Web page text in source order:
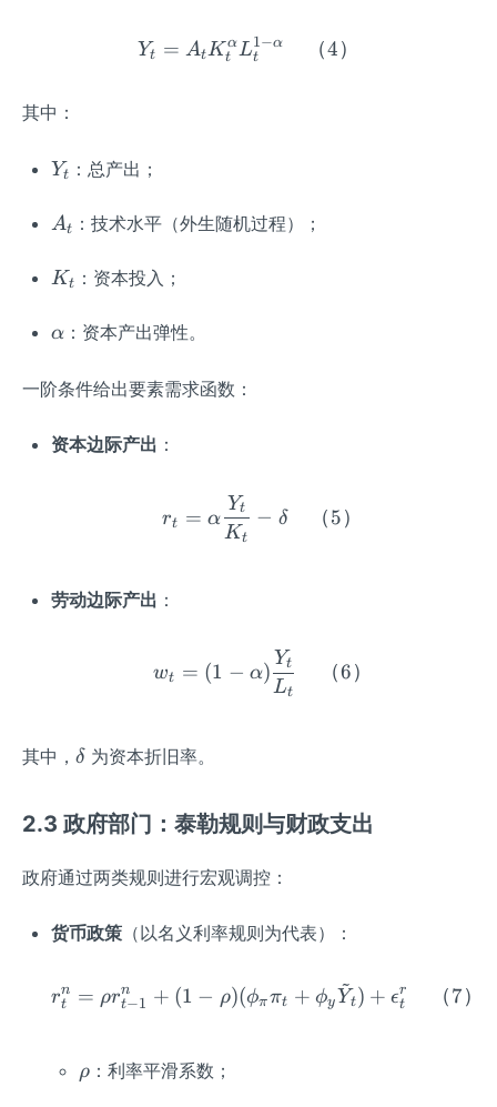
Y_t = A_t K_t^\alpha
Yt = AtKt
αLt
1−α （4）
其中：
Y
t
Yt ：总产出；
A
t
At ：技术水平（外生随机过程）；
K
t
Kt ：资本投入；
\a
h
α：资本产出弹性。
一阶条件给出要素需求函数：
资本边际产出 ：
r_t = \alpha
rt = α
Kt
Yt − δ （5）
劳动边际产出 ：
w_t = (1-\alpha)
wt = (1 − α)
Lt
Yt （6）
其中， \d
δ为资本折旧率。
2.3 政府部门：泰勒规则与财政支出
政府通过两类规则进行宏观调控：
货币政策（以名义利率规则为代表）：
r_t^n = \rho r_{t-1}^n
rt
n = ρrt−1
n + (1 − ρ)(ϕππt + ϕy Y
~
t) + ϵt
r （7）
\r
ρ ：利率平滑系数；